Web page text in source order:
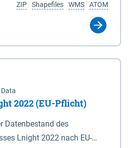
100 000 (Anlage 2), 2.
1 : 5 000 (AK5) im
im Europäischen
1989 (ETRS 89) mit
Mercator-Abbildung
32 N (UTM 32N) dargestellt
für die geografischen
ATOM
WMS
Shapefiles
ZIP
2022 (EU-Pflicht)
Datenbestand des
Lnight 2022 nach EU-